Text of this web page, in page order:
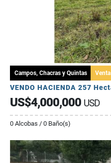
Campos, Chacras y Quintas Venta
US$4,000,000 USD
0 Alcobas / 0 Baño(s)